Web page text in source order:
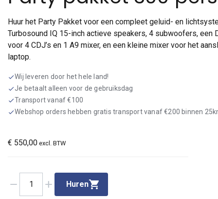
Huur het Party Pakket voor een compleet geluid- en
Turbosound IQ 15-inch actieve speakers, 4 subwoofers, een
voor 4 CDJ’s en 1 A9 mixer, en een kleine mixer voor het
laptop.
checkWij leveren door het hele land!
check Je betaalt alleen voor de gebruiksdag
checkTransport vanaf €100
checkWebshop orders hebben gratis transport vanaf €200 binnen
€ 550,00 excl. BTW
remove 1 add Huren